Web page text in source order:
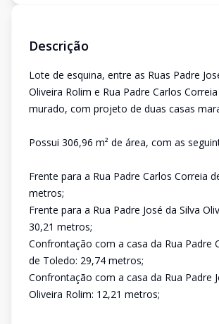
Descrição
Lote de esquina, entre as Ruas Padre
Oliveira Rolim e Rua Padre Carlos
murado, com projeto de duas casas
Possui 306,96 m² de área, com as
Frente para a Rua Padre Carlos Correia
metros;
Frente para a Rua Padre José da Silva
30,21 metros;
Confrontação com a casa da Rua Padre
de Toledo: 29,74 metros;
Confrontação com a casa da Rua Padre
Oliveira Rolim: 12,21 metros;